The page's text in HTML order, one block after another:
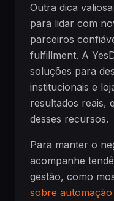
Outra dica
para lidar com
parceiros
fulfillment. A
soluções para
institucionais e
resultados reais,
desses recursos.
Para manter o
acompanhe
gestão, como
sobre